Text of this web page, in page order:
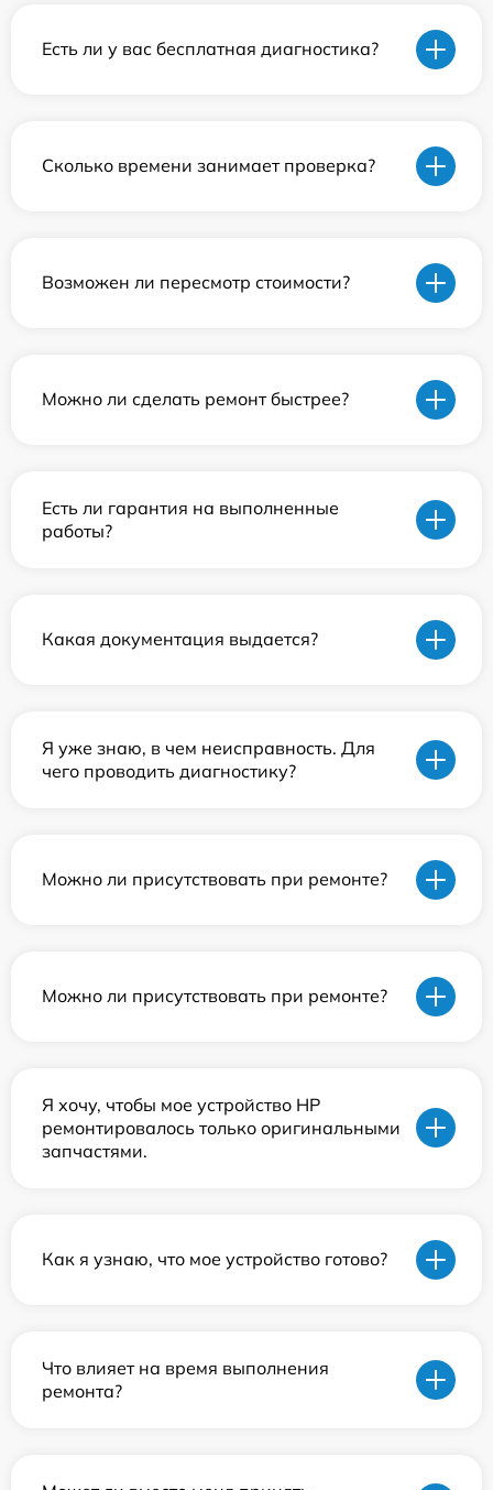
Есть ли у вас бесплатная диагностика?
Сколько времени занимает проверка?
Возможен ли пересмотр стоимости?
Можно ли сделать ремонт быстрее?
Есть ли гарантия на выполненные
работы?
Какая документация выдается?
Я уже знаю, в чем неисправность. Для
чего проводить диагностику?
Можно ли присутствовать при ремонте?
Можно ли присутствовать при ремонте?
Я хочу, чтобы мое устройство HP
ремонтировалось только оригинальными
запчастями.
Как я узнаю, что мое устройство готово?
Что влияет на время выполнения
ремонта?